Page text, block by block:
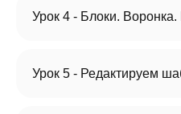
Урок 4 - Блоки. Воронка.
Урок 5 - Редактируем
ЛЮБОЙ БИЗНЕС